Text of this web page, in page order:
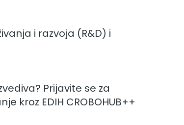
i razvoja (R&D) i
Prijavite se za
kroz EDIH CROBOHUB++